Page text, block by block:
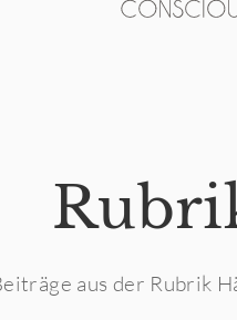
aus der Rubrik